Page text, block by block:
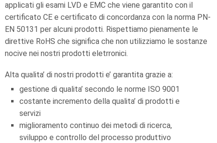
applicati gli esami LVD e EMC che viene garantito con il
certificato CE e certificato di concordanza con la norma PN-
EN 50131 per alcuni prodotti. Rispettiamo pienamente le
direttive RoHS che significa che non utilizziamo le sostanze
nocive nei nostri prodotti eletrronici.
Alta qualita’ di nostri prodotti e’ garantita grazie a:
gestione di qualita’ secondo le norme ISO 9001
costante incremento della qualita’ di prodotti e
servizi
miglioramento continuo dei metodi di ricerca,
sviluppo e controllo del processo produttivo